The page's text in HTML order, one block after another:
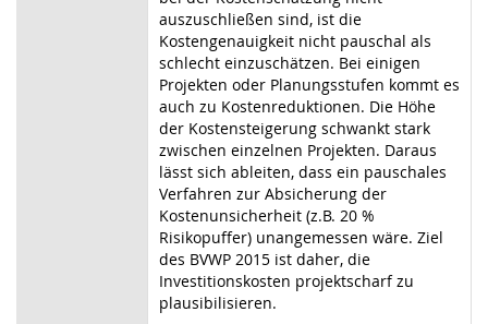
auszuschließen sind, ist die
Kostengenauigkeit nicht pauschal als
schlecht einzuschätzen. Bei einigen
Projekten oder Planungsstufen kommt es
auch zu Kostenreduktionen. Die Höhe
der Kostensteigerung schwankt stark
zwischen einzelnen Projekten. Daraus
lässt sich ableiten, dass ein pauschales
Verfahren zur Absicherung der
Kostenunsicherheit (z.B. 20 %
Risikopuffer) unangemessen wäre. Ziel
des BVWP 2015 ist daher, die
Investitionskosten projektscharf zu
plausibilisieren.